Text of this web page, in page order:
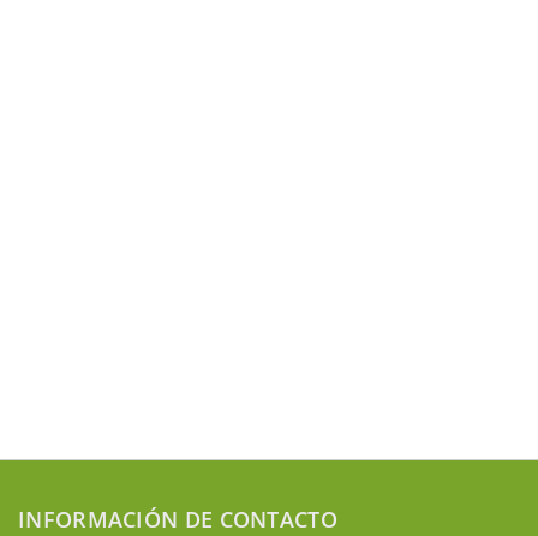
INFORMACIÓN DE CONTACTO